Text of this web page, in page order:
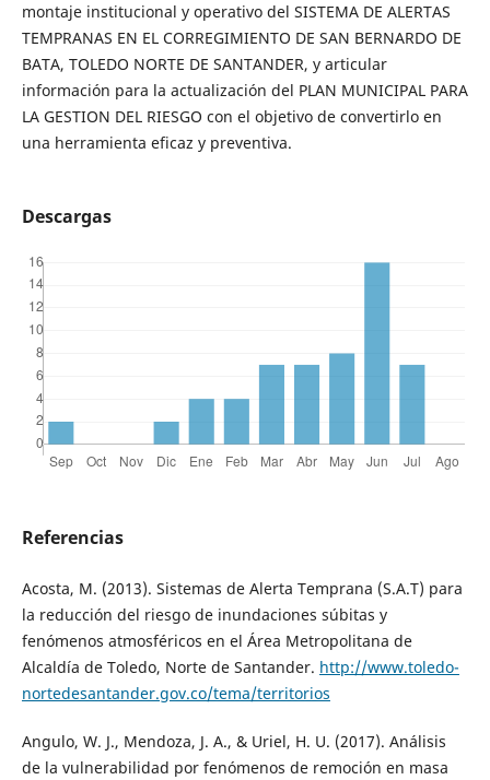
montaje institucional y operativo del SISTEMA DE ALERTAS
TEMPRANAS EN EL CORREGIMIENTO DE SAN BERNARDO DE
BATA, TOLEDO NORTE DE SANTANDER, y articular
información para la actualización del PLAN MUNICIPAL PARA
LA GESTION DEL RIESGO con el objetivo de convertirlo en
una herramienta eficaz y preventiva.
Descargas
Referencias
Acosta, M. (2013). Sistemas de Alerta Temprana (S.A.T) para
la reducción del riesgo de inundaciones súbitas y
fenómenos atmosféricos en el Área Metropolitana de
Alcaldía de Toledo, Norte de Santander. http://www.toledo-
nortedesantander.gov.co/tema/territorios
Angulo, W. J., Mendoza, J. A., & Uriel, H. U. (2017). Análisis
de la vulnerabilidad por fenómenos de remoción en masa